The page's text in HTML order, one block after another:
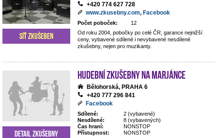
+420 774 627 728
www.zkusebny.com, Facebook
Počet poboček:
12
Od roku 2004, pobočky po celé ČR, garance nejnižší
ceny, vybavené sdílené i nevybavené nesdílené
zkušebny, nejen pro muzikanty.
Síť zkušeben
Hudební zkušebny Na Marjánce
Bělohorská, PRAHA 6
+420 777 296 841
Facebook
Sdílené:
2 (vybavené)
Nesdílené:
8 (vybavených)
Čas hraní:
NONSTOP
Přístupnost:
NONSTOP
Detail zkušebny